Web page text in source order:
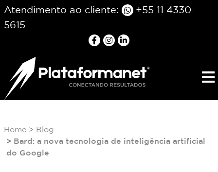
Atendimento ao cliente:
+55 11 4330-
5615
Home
Blog
Bard: a nova tecnologia de inteligência artificial
do Google